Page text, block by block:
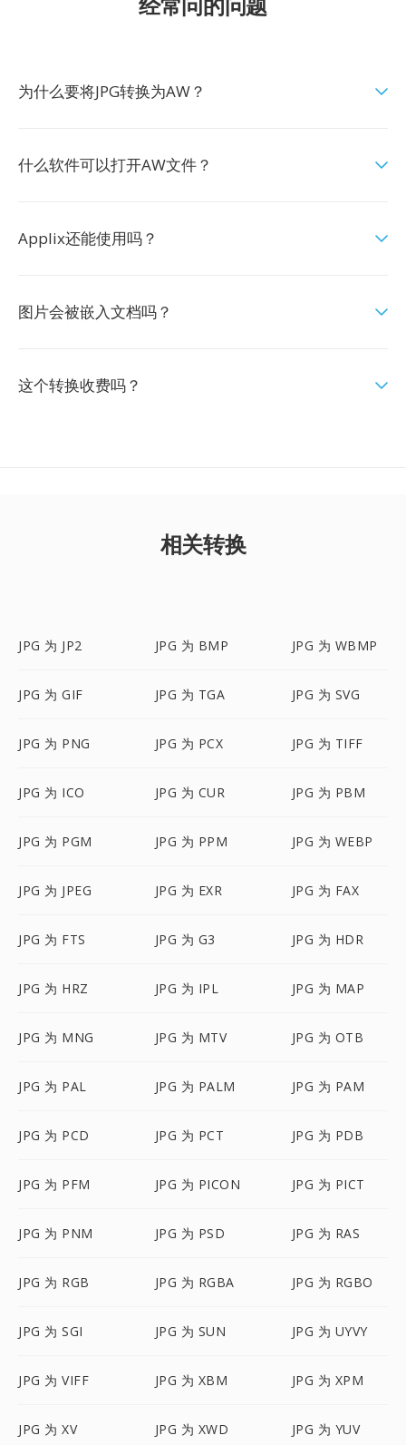
为什么要将JPG转换为AW？
什么软件可以打开AW文件？
Applix还能使用吗？
图片会被嵌入文档吗？
这个转换收费吗？
相关转换
JPG 为 JP2 JPG 为 BMP JPG 为 WBMP
JPG 为 GIF JPG 为 TGA JPG 为 SVG
JPG 为 PNG JPG 为 PCX JPG 为 TIFF
JPG 为 ICO JPG 为 CUR JPG 为 PBM
JPG 为 PGM JPG 为 PPM JPG 为 WEBP
JPG 为 JPEG JPG 为 EXR JPG 为 FAX
JPG 为 FTS JPG 为 G3 JPG 为 HDR
JPG 为 HRZ JPG 为 IPL JPG 为 MAP
JPG 为 MNG JPG 为 MTV JPG 为 OTB
JPG 为 PAL JPG 为 PALM JPG 为 PAM
JPG 为 PCD JPG 为 PCT JPG 为 PDB
JPG 为 PFM JPG 为 PICON JPG 为 PICT
JPG 为 PNM JPG 为 PSD JPG 为 RAS
JPG 为 RGB JPG 为 RGBA JPG 为 RGBO
JPG 为 SGI JPG 为 SUN JPG 为 UYVY
JPG 为 VIFF JPG 为 XBM JPG 为 XPM
JPG 为 XV JPG 为 XWD JPG 为 YUV